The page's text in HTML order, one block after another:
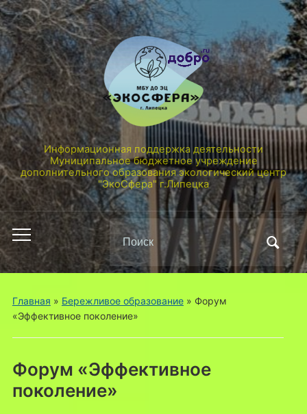
Информационная поддержка деятельности
Муниципальное бюджетное учреждение
дополнительного образования экологический центр
"ЭкоСфера" г.Липецка
Переключить
мобильное
меню
Поиск
по:
Главная » Бережливое образование» Форум
«Эффективное поколение»
Форум «Эффективное
поколение»